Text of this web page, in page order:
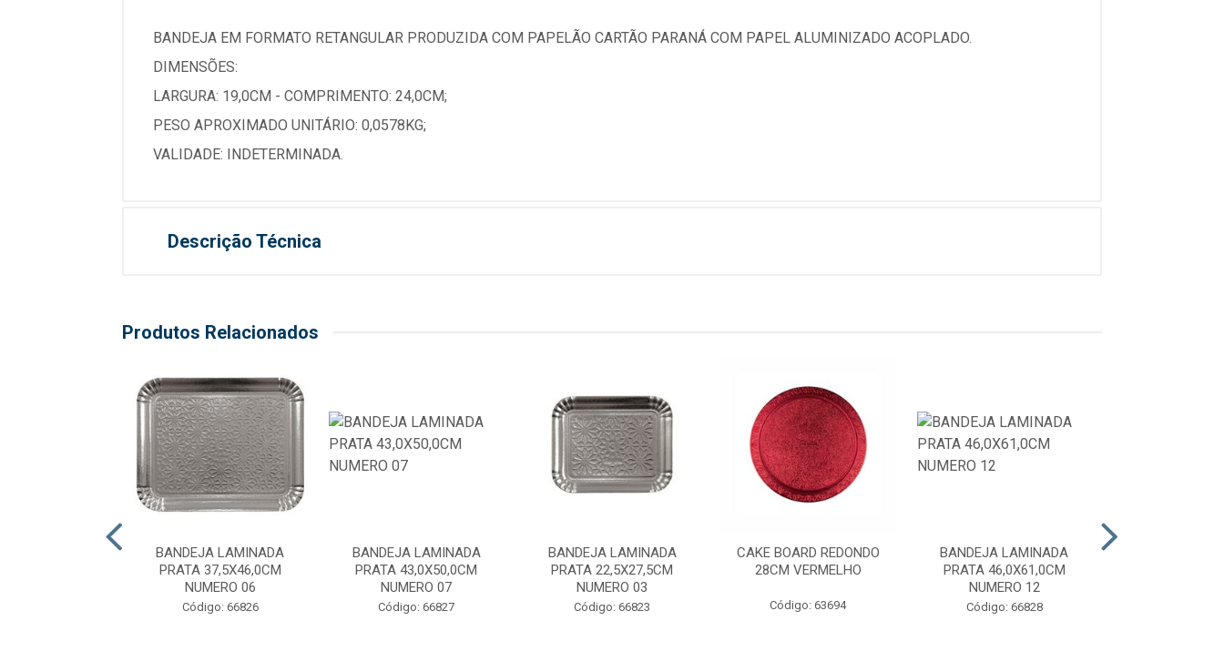
BANDEJA EM FORMATO RETANGULAR PRODUZIDA COM PAPELÃO CARTÃO PARANÁ COM PAPEL ALUMINIZADO ACOPLADO.
DIMENSÕES:
LARGURA: 19,0CM - COMPRIMENTO: 24,0CM;
PESO APROXIMADO UNITÁRIO: 0,0578KG;
VALIDADE: INDETERMINADA.
Descrição Técnica
Produtos Relacionados
BANDEJA LAMINADA
PRATA 37,5X46,0CM
NUMERO 06
Código: 66826
BANDEJA LAMINADA
PRATA 43,0X50,0CM
NUMERO 07
Código: 66827
BANDEJA LAMINADA
PRATA 22,5X27,5CM
NUMERO 03
Código: 66823
CAKE BOARD REDONDO
28CM VERMELHO
Código: 63694
BANDEJA LAMINADA
PRATA 46,0X61,0CM
NUMERO 12
Código: 66828